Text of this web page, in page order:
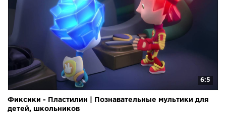
6:5
Фиксики - Пластилин | Познавательные мультики для
детей, школьников